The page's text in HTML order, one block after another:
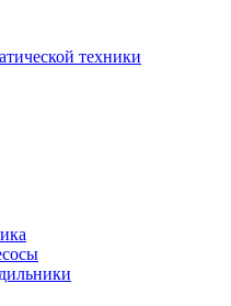
техники